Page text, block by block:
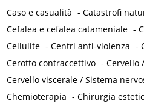
Caso e casualità -Catastrofi
Cefalea e cefalea catameniale -
Cellulite -Centri anti-violenza -
Cerotto contraccettivo -Cervello
Cervello viscerale / Sistema
Chemioterapia -Chirurgia